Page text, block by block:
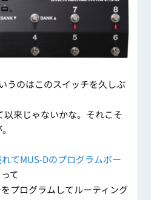
うのはこのスイッチを久しぶ
以来じゃないかな。それこそ
てMUS-Dのプログラムボー
て
プログラムしてルーティング